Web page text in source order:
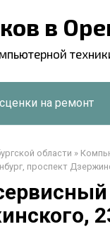
в
на ремонт
области »
проспект